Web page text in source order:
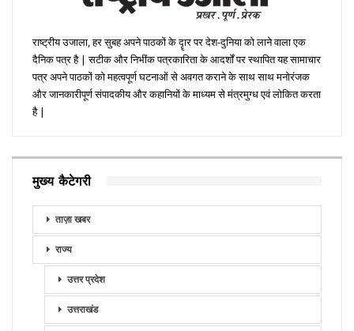
राष्ट्रीय उजाला, हर सुबह अपने पाठकों के दॄार पर देश-दुनिया को लाने वाला एक
दैनिक पत्र है | सटीक और निभींक पत्रकारिता के आदर्शों पर स्थापित यह सामाचार
पत्र अपने पाठकों को महत्वपूर्ण घटनाओं से अवगत कराने के साथ साथ मनोरंजक
और जानकारीपूर्ण संपादकीय और कहानियों के माध्यम से मंत्रमुग्ध एवं लोकित करता
है |
मुख्य कैटेगरी
ताज़ा खबर
राज्य
उत्तर प्रदेश
उत्तराखंड